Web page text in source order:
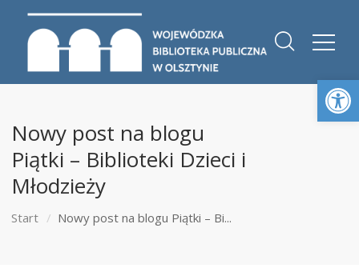
Nowy post na blogu
Piątki – Biblioteki Dzieci i
Młodzieży
Start Nowy post na blogu Piątki – Bi...